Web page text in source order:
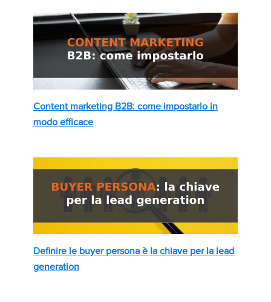
Content marketing B2B: come impostarlo in
modo efficace
Definire le buyer persona è la chiave per la lead
generation